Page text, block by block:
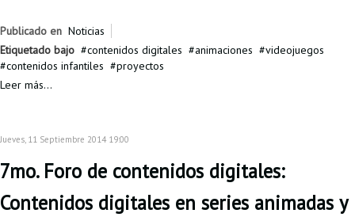
Publicado en Noticias
Etiquetado bajo
contenidos digitales animaciones
videojuegos
contenidos infantiles
proyectos
Leer más...
Jueves, 11 Septiembre 2014 19:00
7mo. Foro de contenidos digitales:
Contenidos digitales en series animadas y